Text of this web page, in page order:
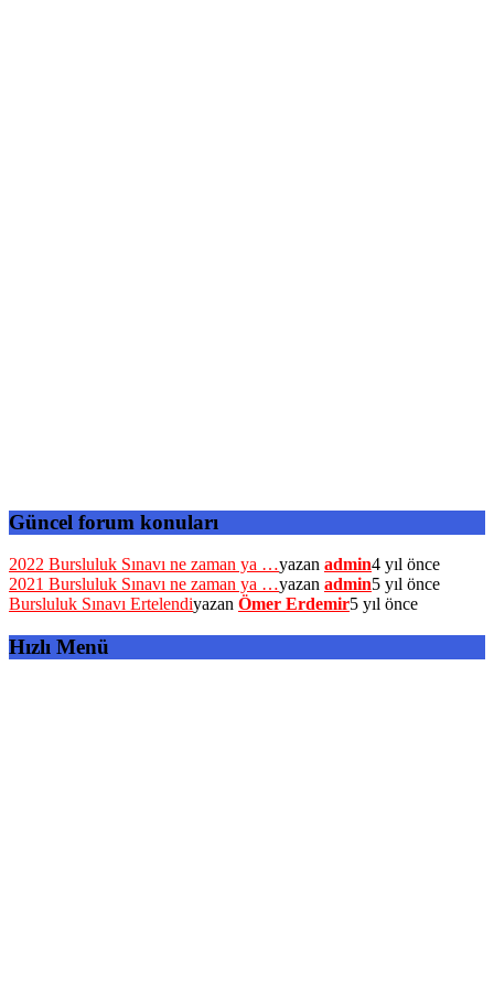
Güncel forum konuları
2022 Bursluluk Sınavı ne zaman ya …yazan admin4 yıl önce
2021 Bursluluk Sınavı ne zaman ya …yazan admin5 yıl önce
Bursluluk Sınavı Ertelendiyazan Ömer Erdemir5 yıl önce
Hızlı Menü